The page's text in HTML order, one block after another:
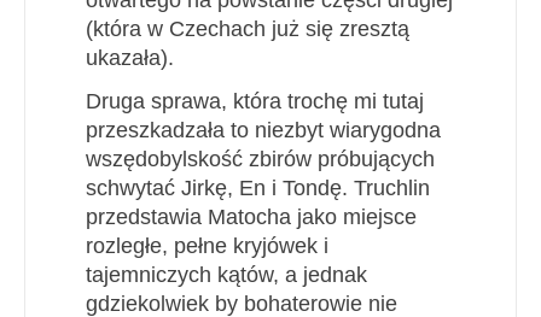
(która w Czechach już się zresztą
ukazała).
Druga sprawa, która trochę mi tutaj
przeszkadzała to niezbyt wiarygodna
wszędobylskość zbirów próbujących
schwytać Jirkę, En i Tondę. Truchlin
przedstawia Matocha jako miejsce
rozległe, pełne kryjówek i
tajemniczych kątów, a jednak
gdziekolwiek by bohaterowie nie